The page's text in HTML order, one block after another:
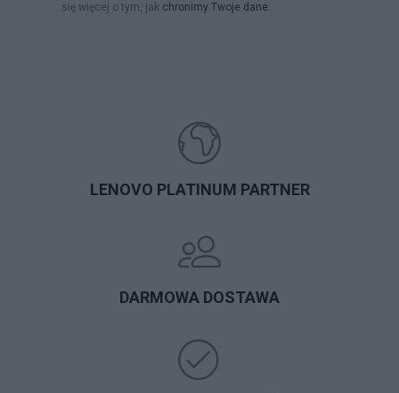
się więcej o tym, jak chronimy Twoje dane.
LENOVO PLATINUM PARTNER
DARMOWA DOSTAWA